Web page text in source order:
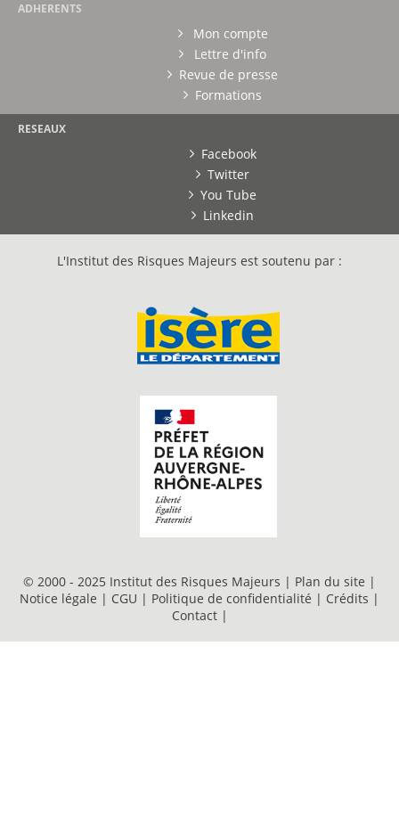
ADHERENTS
Mon compte
Lettre d'info
Revue de presse
Formations
RESEAUX
Facebook
Twitter
You Tube
Linkedin
L'Institut des Risques Majeurs est soutenu par :
© 2000 - 2025 Institut des Risques Majeurs | Plan du site |
Notice légale | CGU | Politique de confidentialité | Crédits |
Contact |